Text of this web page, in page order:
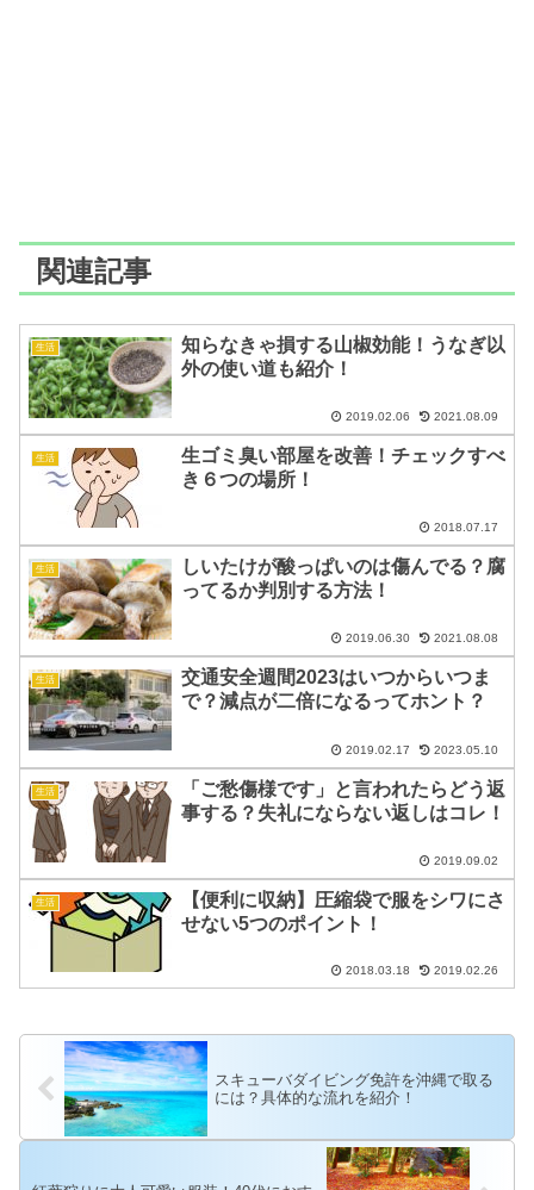
関連記事
生活
知らなきゃ損する山椒効能！うなぎ以
外の使い道も紹介！
2019.02.06 2021.08.09
生活
生ゴミ臭い部屋を改善！チェックすべ
き６つの場所！
2018.07.17
生活
しいたけが酸っぱいのは傷んでる？腐
ってるか判別する方法！
2019.06.30 2021.08.08
生活
交通安全週間2023はいつからいつま
で？減点が二倍になるってホント？
2019.02.17 2023.05.10
生活
「ご愁傷様です」と言われたらどう返
事する？失礼にならない返しはコレ！
2019.09.02
生活
【便利に収納】圧縮袋で服をシワにさ
せない5つのポイント！
2018.03.18 2019.02.26
スキューバダイビング免許を沖縄で取る
には？具体的な流れを紹介！